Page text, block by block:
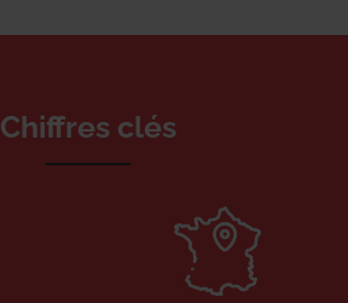
Chiffres clés